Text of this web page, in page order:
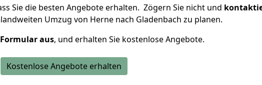
Sie die besten Angebote erhalten. Zögern Sie nicht und
Umzug von Herne nach Gladenbach zu planen.
aus, und erhalten Sie kostenlose Angebote.
Kostenlose Angebote erhalten